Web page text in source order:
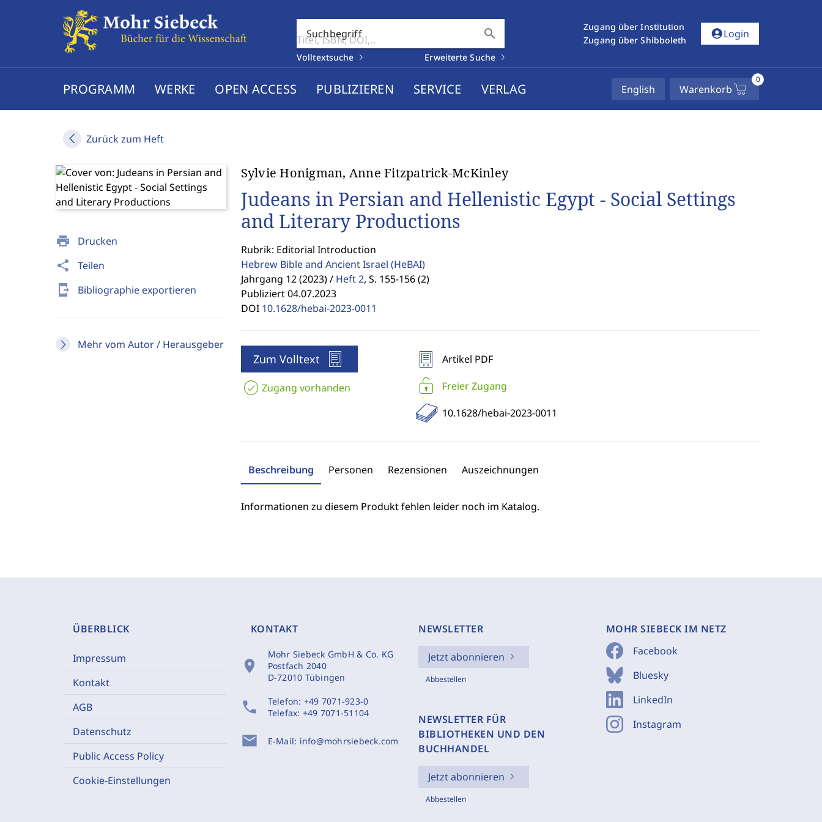
Suchbegriff search
Volltextsuche Erweiterte Suche
Zugang über Institution
Zugang über Shibboleth
account_circleLogin
PROGRAMM WERKE OPEN ACCESS PUBLIZIEREN SERVICE VERLAG English Warenkorb
0
Zurück zum Heft
print Drucken
share Teilen
send_to_mobile Bibliographie exportieren
Mehr vom Autor / Herausgeber
Sylvie Honigman, Anne Fitzpatrick-McKinley
Judeans in Persian and Hellenistic Egypt - Social Settings
and Literary Productions
Rubrik: Editorial Introduction
Hebrew Bible and Ancient Israel (HeBAI)
Jahrgang 12 (2023) / Heft 2, S. 155-156 (2)
Publiziert 04.07.2023
DOI 10.1628/hebai-2023-0011
Zum Volltext
Zugang vorhanden
Artikel PDF
Freier Zugang
10.1628/hebai-2023-0011
Beschreibung Personen Rezensionen Auszeichnungen
Informationen zu diesem Produkt fehlen leider noch im Katalog.
ÜBERBLICK
Impressum
Kontakt
AGB
Datenschutz
Public Access Policy
Cookie-Einstellungen
KONTAKT
location_on
Mohr Siebeck GmbH & Co. KG
Postfach 2040
D-72010 Tübingen
phone Telefon: +49 7071-923-0
Telefax: +49 7071-51104
mail E-Mail: info@mohrsiebeck.com
NEWSLETTER
Jetzt abonnieren
Abbestellen
NEWSLETTER FÜR
BIBLIOTHEKEN UND DEN
BUCHHANDEL
Jetzt abonnieren
Abbestellen
MOHR SIEBECK IM NETZ
Facebook
Bluesky
LinkedIn
Instagram